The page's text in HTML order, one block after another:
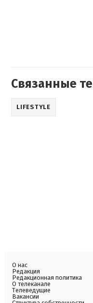
Связанные
LIFESTYLE
О нас
Редакция
Редакционная политика
О телеканале
Телеведущие
Вакансии